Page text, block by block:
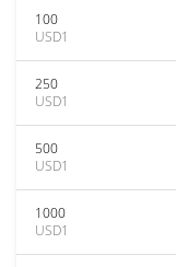
100
USD1
250
USD1
500
USD1
1000
USD1